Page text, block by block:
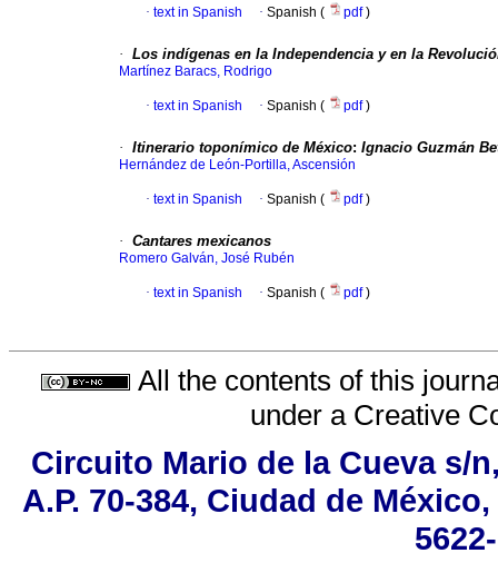
· text in Spanish · Spanish ( pdf)
· Los indígenas en la Independencia y en la
Martínez Baracs, Rodrigo
· text in Spanish · Spanish ( pdf)
· Itinerario toponímico de México: Ignacio Guzmán
Hernández de León-Portilla, Ascensión
· text in Spanish · Spanish ( pdf)
· Cantares mexicanos
Romero Galván, José Rubén
· text in Spanish · Spanish ( pdf)
All the contents of this
under a Creative
Circuito Mario de la Cueva s/
A.P. 70-384, Ciudad de